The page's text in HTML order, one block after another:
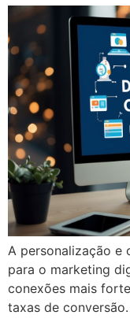
A personalização e
para o marketing
conexões mais
taxas de conversão.